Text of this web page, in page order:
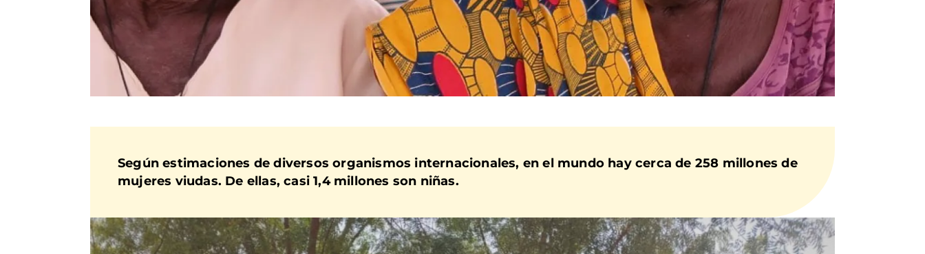
Según estimaciones de diversos organismos internacionales, en el mundo hay cerca de 258 millones de
mujeres viudas. De ellas, casi 1,4 millones son niñas.